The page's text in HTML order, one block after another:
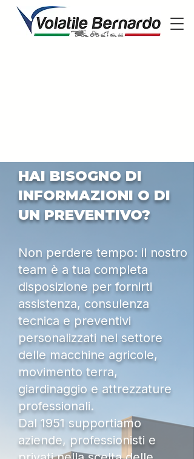
HAI BISOGNO DI
INFORMAZIONI O DI
UN PREVENTIVO?
Non perdere tempo: il nostro
team è a tua completa
disposizione per fornirti
assistenza, consulenza
tecnica e preventivi
personalizzati nel settore
delle macchine agricole,
movimento terra,
giardinaggio e attrezzature
professionali.
Dal 1951 supportiamo
aziende, professionisti e